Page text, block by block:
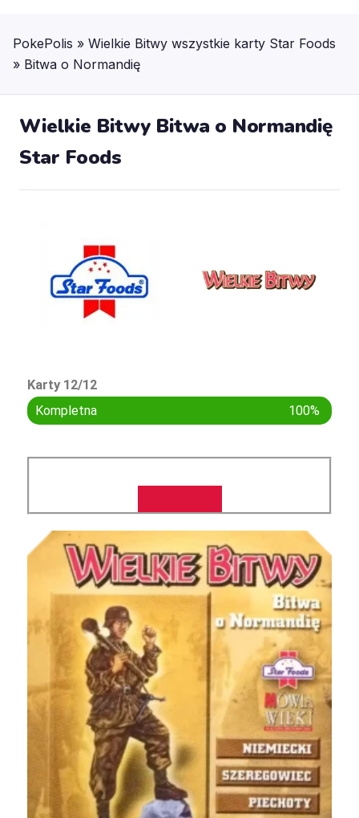
PokePolis » Wielkie Bitwy wszystkie karty Star Foods
» Bitwa o Normandię
Wielkie Bitwy Bitwa o Normandię
Star Foods
Karty 12/12
Kompletna
100%